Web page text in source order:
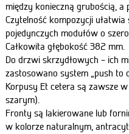
między konieczną grubością,
Czytelność kompozycji
pojedynczych modułów o
Całkowita głębokość 382 mm.
Do drzwi skrzydłowych – ich
zastosowano system „push to
Korpusy Et cetera są zawsze
szarym).
Fronty są lakierowane lub
w kolorze naturalnym,